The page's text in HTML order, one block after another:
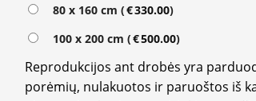
80 x 160 cm (€330.00)
100 x 200 cm (€500.00)
Reprodukcijos ant drobės yra
porėmių, nulakuotos ir paruoštos iš